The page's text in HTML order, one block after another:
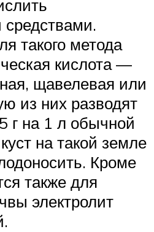
такого метода
кислота —
щавелевая или
из них разводят
г на 1 л обычной
на такой земле
Кроме
также для
электролит